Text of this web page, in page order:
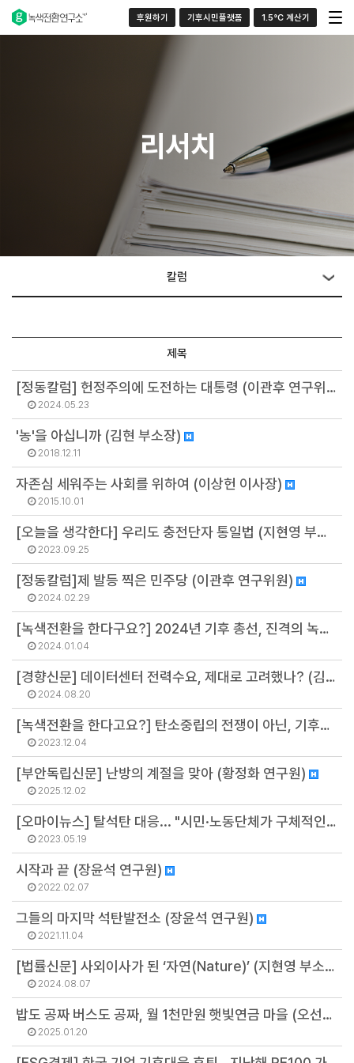
후원하기 기후시민플랫폼 1.5°C 계산기
리서치
칼럼
제목
[정동칼럼] 헌정주의에 도전하는 대통령 (이관후 연구위원)
2024.05.23
'농'을 아십니까 (김현 부소장)
2018.12.11
자존심 세워주는 사회를 위하여 (이상헌 이사장)
2015.10.01
[오늘을 생각한다] 우리도 충전단자 통일법 (지현영 부소장)
2023.09.25
[정동칼럼]제 발등 찍은 민주당 (이관후 연구위원)
2024.02.29
[녹색전환을 한다구요?] 2024년 기후 총선, 진격의 녹색! “기후유권자가 묻는다” (이유진 소장)
2024.01.04
[경향신문] 데이터센터 전력수요, 제대로 고려했나? (김병권 연구위원)
2024.08.20
[녹색전환을 한다고요?] 탄소중립의 전쟁이 아닌, 기후정의로서의 평화 (배보람 지역전환팀장)
2023.12.04
[부안독립신문] 난방의 계절을 맞아 (황정화 연구원)
2025.12.02
[오마이뉴스] 탈석탄 대응... "시민·노동단체가 구체적인 제안 내놔야" (고이지선 지역전환팀 선임연구원)
2023.05.19
시작과 끝 (장윤석 연구원)
2022.02.07
그들의 마지막 석탄발전소 (장윤석 연구원)
2021.11.04
[법률신문] 사외이사가 된 ‘자연(Nature)’ (지현영 부소장)
2024.08.07
밥도 공짜 버스도 공짜, 월 1천만원 햇빛연금 마을 (오선아 연구원)
2025.01.20